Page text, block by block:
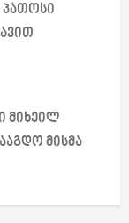
პათოსი
მიხეილ
მისმა